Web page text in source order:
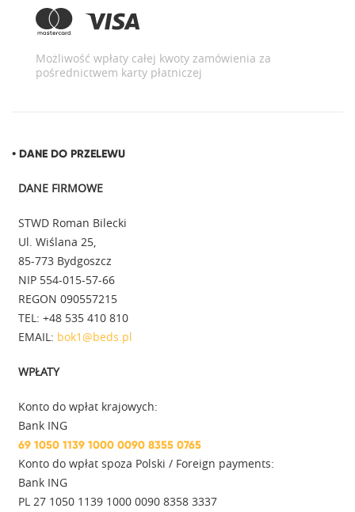
Możliwość wpłaty całej kwoty zamówienia za
pośrednictwem karty płatniczej
• DANE DO PRZELEWU
DANE FIRMOWE
STWD Roman Bilecki
Ul. Wiślana 25,
85-773 Bydgoszcz
NIP 554-015-57-66
REGON 090557215
TEL: +48 535 410 810
EMAIL: bok1@beds.pl
WPŁATY
Konto do wpłat krajowych:
Bank ING
69 1050 1139 1000 0090 8355 0765
Konto do wpłat spoza Polski / Foreign payments:
Bank ING
PL 27 1050 1139 1000 0090 8358 3337